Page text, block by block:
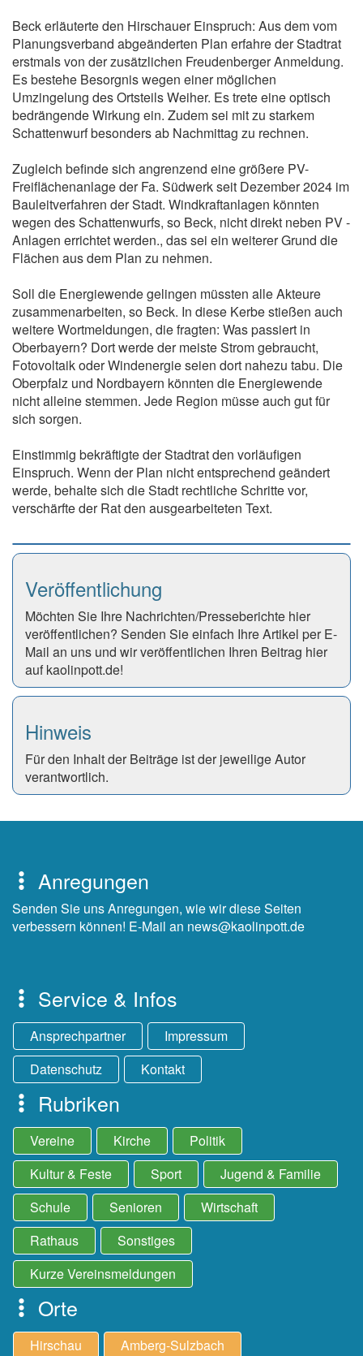
Beck erläuterte den Hirschauer Einspruch: Aus dem vom
Planungsverband abgeänderten Plan erfahre der Stadtrat
erstmals von der zusätzlichen Freudenberger Anmeldung.
Es bestehe Besorgnis wegen einer möglichen
Umzingelung des Ortsteils Weiher. Es trete eine optisch
bedrängende Wirkung ein. Zudem sei mit zu starkem
Schattenwurf besonders ab Nachmittag zu rechnen.
Zugleich befinde sich angrenzend eine größere PV-
Freiflächenanlage der Fa. Südwerk seit Dezember 2024 im
Bauleitverfahren der Stadt. Windkraftanlagen könnten
wegen des Schattenwurfs, so Beck, nicht direkt neben PV -
Anlagen errichtet werden., das sei ein weiterer Grund die
Flächen aus dem Plan zu nehmen.
Soll die Energiewende gelingen müssten alle Akteure
zusammenarbeiten, so Beck. In diese Kerbe stießen auch
weitere Wortmeldungen, die fragten: Was passiert in
Oberbayern? Dort werde der meiste Strom gebraucht,
Fotovoltaik oder Windenergie seien dort nahezu tabu. Die
Oberpfalz und Nordbayern könnten die Energiewende
nicht alleine stemmen. Jede Region müsse auch gut für
sich sorgen.
Einstimmig bekräftigte der Stadtrat den vorläufigen
Einspruch. Wenn der Plan nicht entsprechend geändert
werde, behalte sich die Stadt rechtliche Schritte vor,
verschärfte der Rat den ausgearbeiteten Text.
Veröffentlichung
Möchten Sie Ihre Nachrichten/Presseberichte hier
veröffentlichen? Senden Sie einfach Ihre Artikel per E-
Mail an uns und wir veröffentlichen Ihren Beitrag hier
auf kaolinpott.de!
Hinweis
Für den Inhalt der Beiträge ist der jeweilige Autor
verantwortlich.
Anregungen
Senden Sie uns Anregungen, wie wir diese Seiten
verbessern können! E-Mail an news@kaolinpott.de
Service & Infos
Ansprechpartner
Impressum
Datenschutz
Kontakt
Rubriken
Vereine Kirche
Politik
Kultur & Feste
Sport
Jugend & Familie
Schule
Senioren
Wirtschaft
Rathaus
Sonstiges
Kurze Vereinsmeldungen
Orte
Hirschau Amberg-Sulzbach